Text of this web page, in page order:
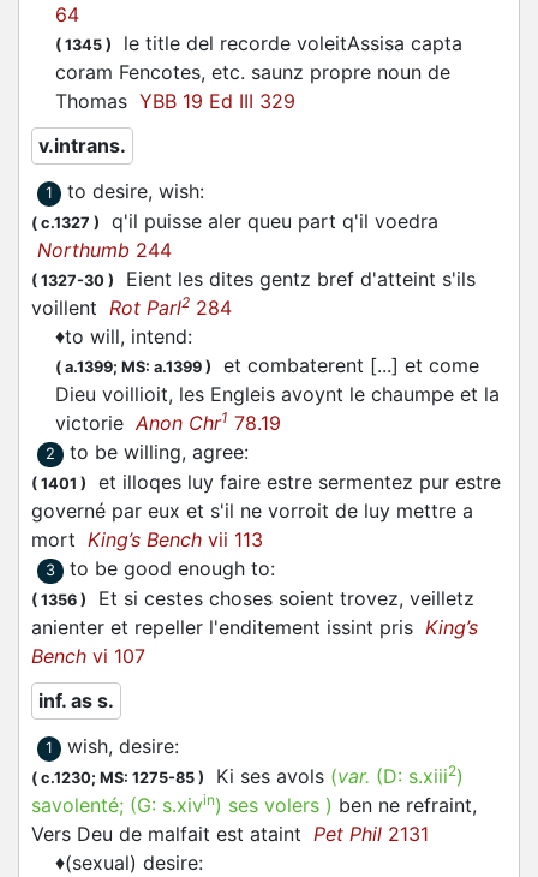
64
( 1345 ) le title del recorde voleitAssisa capta
coram Fencotes, etc. saunz propre noun de
Thomas YBB 19 Ed III 329
v.intrans.
1 to desire, wish:
( c.1327 ) q'il puisse aler queu part q'il voedra
Northumb 244
( 1327-30 )
Eient les dites gentz bref d'atteint s'ils
voillent Rot Parl2 284
♦to will, intend:
( a.1399; MS: a.1399 )
et combaterent [...] et come
Dieu voillioit, les Engleis avoynt le chaumpe et la
victorie Anon Chr1 78.19
2 to be willing, agree:
( 1401 )
et illoqes luy faire estre sermentez pur estre
governé par eux et s'il ne vorroit de luy mettre a
mort King’s Bench vii 113
3 to be good enough to:
( 1356 ) Et si cestes choses soient trovez, veilletz
anienter et repeller l'enditement issint pris King’s
Bench vi 107
inf. as s.
1 wish, desire:
( c.1230; MS: 1275-85 ) Ki ses avols (var. (D: s.xiii2)
savolenté; (G: s.xivin) ses volers ) ben ne refraint,
Vers Deu de malfait est ataint Pet Phil 2131
♦(sexual) desire: